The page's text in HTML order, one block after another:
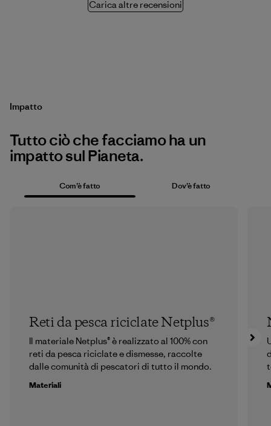
Carica altre recensioni
Impatto
Tutto ciò che facciamo ha un
impatto sul Pianeta.
Com’è fatto Dov’è fatto
Reti da pesca riciclate Netplus®
Il materiale Netplus® è realizzato al 100% con
reti da pesca riciclate e dismesse, raccolte
dalle comunità di pescatori di tutto il mondo.
Materiali